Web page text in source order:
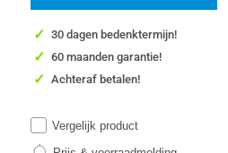
✓ 30 dagen bedenktermijn!
✓ 60 maanden garantie!
✓ Achteraf betalen!
Vergelijk product